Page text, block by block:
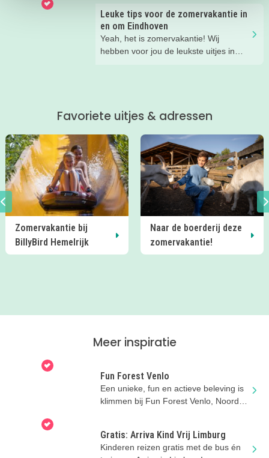
Noord-Brabant!
Leuke tips voor de zomervakantie in
en om Eindhoven
Yeah, het is zomervakantie! Wij
hebben voor jou de leukste uitjes in
Favoriete uitjes & adressen
Zomervakantie bij
BillyBird Hemelrijk
Naar de boerderij deze
zomervakantie!
Meer inspiratie
Fun Forest Venlo
Een unieke, fun en actieve beleving is
klimmen bij Fun Forest Venlo, Noord-
Gratis: Arriva Kind Vrij Limburg
Kinderen reizen gratis met de bus én